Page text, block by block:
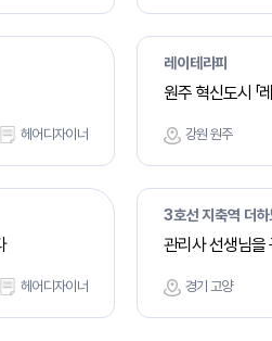
헤어디자이너
레이테라피
원주 혁신도시 「
강원 원주
헤어디자이너
3호선 지축역 더
관리사 선생님을
경기 고양